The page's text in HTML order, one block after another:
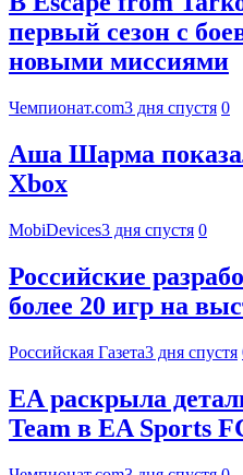
первый сезон с
новыми миссиями
Чемпионат.com3 дня спустя 0
Аша Шарма
Xbox
MobiDevices3 дня спустя 0
Российские
более 20 игр на
Российская Газета3 дня спустя
EA раскрыла
Team в EA Sports